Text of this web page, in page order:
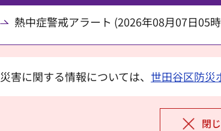
熱中症警戒アラート (2026年08月07日05
災害に関する情報については、 世田谷区防災
閉